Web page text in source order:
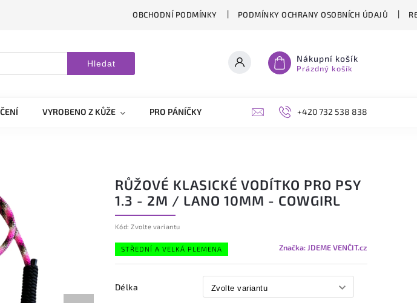
OBCHODNÍ PODMÍNKY PODMÍNKY OCHRANY OSOBNÍCH ÚDAJŮ
Hledat Nákupní košík
Prázdný košík
VYROBENO Z KŮŽE PRO PÁNÍČKY OPLÁŠTĚNÍ PERGOL NA MÍRU
+420 732 538 838
RŮŽOVÉ KLASICKÉ VODÍTKO PRO PSY
1.3 - 2M / LANO 10MM - COWGIRL
Kód: Zvolte variantu
STŘEDNÍ A VELKÁ PLEMENA Značka: JDEME VENČIT.cz
Délka